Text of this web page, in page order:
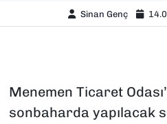
Sinan Genç
Menemen Ticaret
sonbaharda yapılacak